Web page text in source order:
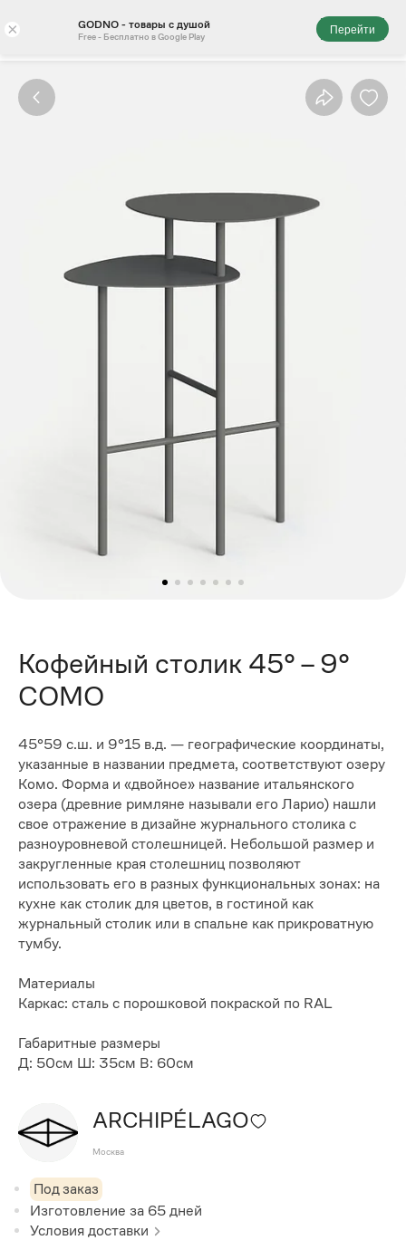
× GODNO - товары с душой
Free - Бесплатно в Google Play
Перейти
Кофейный столик 45° – 9°
COMO
45°59 с.ш. и 9°15 в.д. — географические координаты,
указанные в названии предмета, соответствуют озеру
Комо. Форма и «двойное» название итальянского
озера (древние римляне называли его Ларио) нашли
свое отражение в дизайне журнального столика с
разноуровневой столешницей. Небольшой размер и
закругленные края столешниц позволяют
использовать его в разных функциональных зонах: на
кухне как столик для цветов, в гостиной как
журнальный столик или в спальне как прикроватную
тумбу.
Материалы
Каркас: сталь с порошковой покраской по RAL
Габаритные размеры
Д: 50см Ш: 35см В: 60см
ARCHIPÉLAGO
Москва
Под заказ
Изготовление за 65 дней
Условия доставки